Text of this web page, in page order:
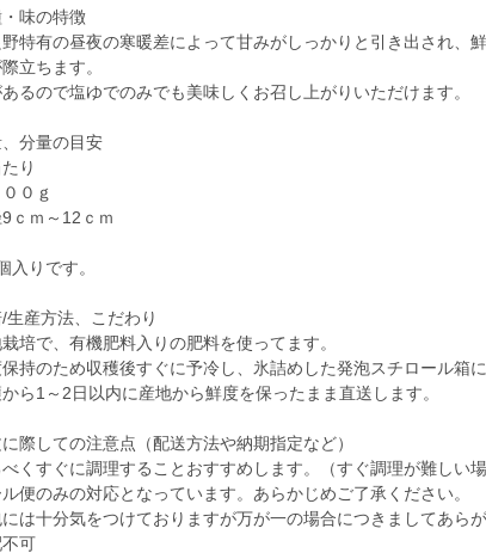
味の特徴
特有の昼夜の寒暖差によって甘みがしっかりと引き出され、
立ちます。
るので塩ゆでのみでも美味しくお召し上がりいただけます。
分量の目安
り
０ｇ
9ｃｍ～12ｃｍ
入りです。
産方法、こだわり
栽培で、有機肥料入りの肥料を使ってます。
保持のため収穫後すぐに予冷し、氷詰めした発泡スチロール箱
から1～2日以内に産地から鮮度を保ったまま直送します。
際しての注意点（配送方法や納期指定など）
べくすぐに調理することおすすめします。（すぐ調理が難しい
ル便のみの対応となっています。あらかじめご了承ください。
は十分気をつけておりますが万が一の場合につきましてあらが
可